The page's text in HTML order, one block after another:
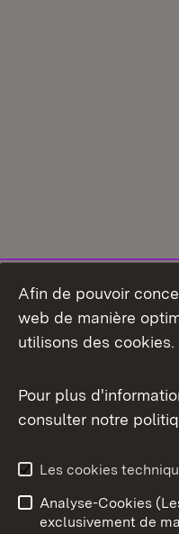
Aperçu des thèmes
Afin de pouvoir
web de manière
utilisons des cookies.
Pour plus
consulter notre
Les cookies
Analyse-Cookies
exclusivement de